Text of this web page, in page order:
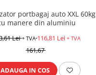
portbagaj auto XXL 60kg
manere din aluminiu
Lei+ TVA 116,81 Lei + TVA
161,67
ADAUGA IN COS